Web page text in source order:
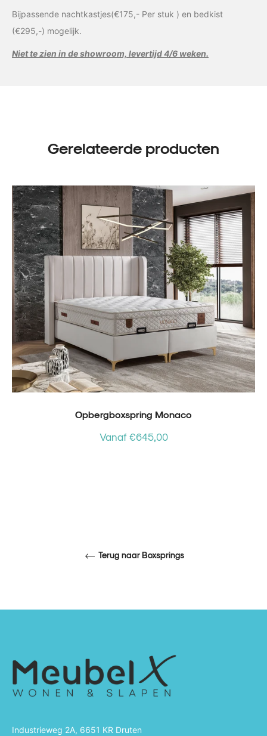
Bijpassende nachtkastjes(€175,- Per stuk ) en bedkist
(€295,-) mogelijk.
Niet te zien in de showroom, levertijd 4/6 weken.
Gerelateerde producten
Opbergboxspring Monaco
Vanaf €645,00
Terug naar Boxsprings
Industrieweg 2A, 6651 KR Druten